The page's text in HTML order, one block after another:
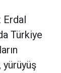
Erdal
Türkiye
yürüyüş